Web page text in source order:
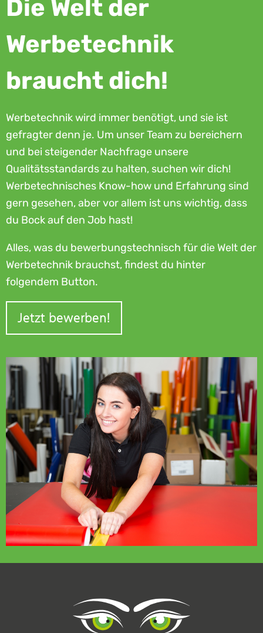
Die Welt der
Werbetechnik
braucht dich!
Werbetechnik wird immer benötigt, und sie ist
gefragter denn je. Um unser Team zu bereichern
und bei steigender Nachfrage unsere
Qualitätsstandards zu halten, suchen wir dich!
Werbetechnisches Know-how und Erfahrung sind
gern gesehen, aber vor allem ist uns wichtig, dass
du Bock auf den Job hast!
Alles, was du bewerbungstechnisch für die Welt der
Werbetechnik brauchst, findest du hinter
folgendem Button.
Jetzt bewerben!